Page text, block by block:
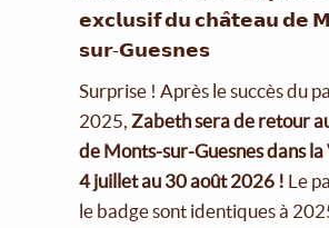
𝗲𝘅𝗰𝗹𝘂𝘀𝗶𝗳 𝗱𝘂 𝗰𝗵𝗮̂𝘁𝗲𝗮𝘂 𝗱𝗲
𝘀𝘂𝗿-𝗚𝘂𝗲𝘀𝗻𝗲𝘀
Surprise ! Après le succès du
2025, Zabeth sera de retour
de Monts-sur-Guesnes dans la
4 juillet au 30 août 2026 ! Le
le badge sont identiques à